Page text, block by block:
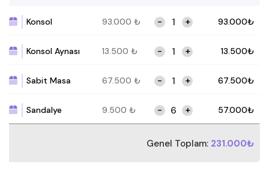
Konsol 93.000 ₺ - + 93.000₺
Konsol Aynası 13.500 ₺ - + 13.500₺
Sabit Masa 67.500 ₺ - + 67.500₺
Sandalye 9.500 ₺ - + 57.000₺
Genel Toplam: 231.000₺